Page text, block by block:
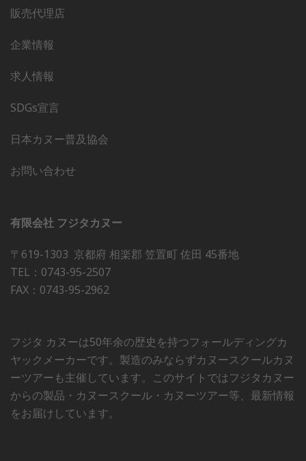
販売代理店
企業情報
求人情報
SDGs宣言
日本カヌー普及協会
お問い合わせ
有限会社 フジタカヌー
〒619-1303 京都府 相楽郡 笠置町 佐田 45番地
TEL：0743-95-2507
FAX：0743-95-2962
フジタ カヌーは50年余の歴史を持つフォールディングカ
ヤックメーカーです。製造のみならずカヌースクールカヌ
ーツアーも主催しています。このサイトではフジタカヌー
からの製品・カヌースクール・カヌーツアー等、最新情報
をお届けしています。